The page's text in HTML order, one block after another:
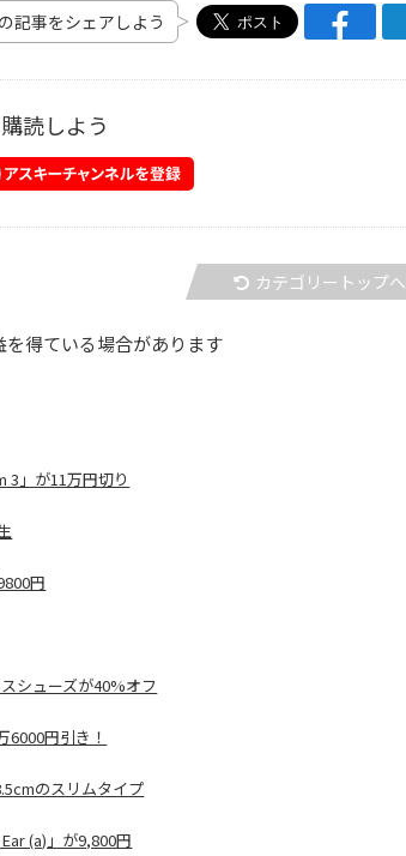
記事をシェアしよう
読しよう
カテゴリートップへ
得ている場合があります
3」が11万円切り
円
シューズが40%オフ
6000円引き！
のスリムタイプ
(a)」が9,800円